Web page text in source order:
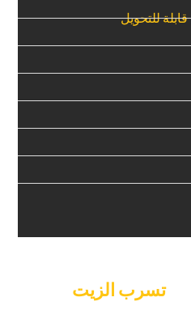
‏تسرب الزيت‏